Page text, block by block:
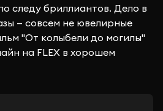
следу бриллиантов. Дело в
— совсем не ювелирные
"От колыбели до могилы"
на FLEX в хорошем